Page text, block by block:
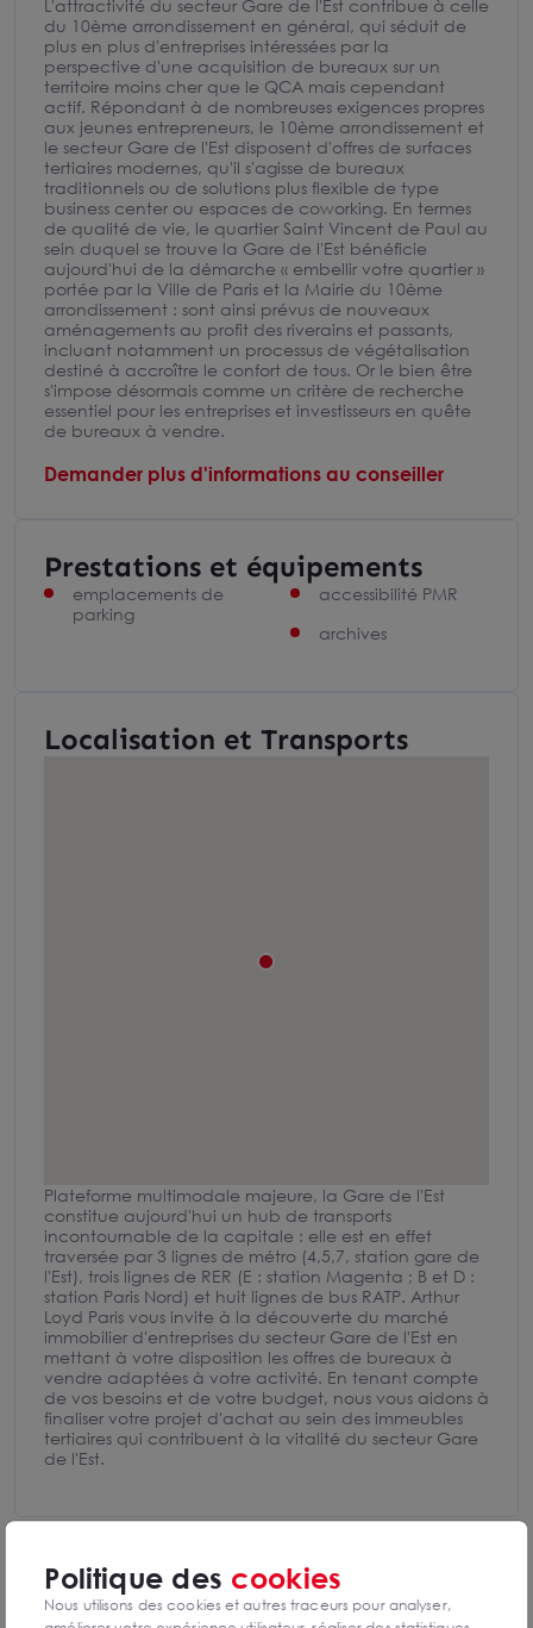
L'attractivité du secteur Gare de l'Est contribue à celle
du 10ème arrondissement en général, qui séduit de
plus en plus d'entreprises intéressées par la
perspective d'une acquisition de bureaux sur un
territoire moins cher que le QCA mais cependant
actif. Répondant à de nombreuses exigences propres
aux jeunes entrepreneurs, le 10ème arrondissement et
le secteur Gare de l'Est disposent d'offres de surfaces
tertiaires modernes, qu'il s'agisse de bureaux
traditionnels ou de solutions plus flexible de type
business center ou espaces de coworking. En termes
de qualité de vie, le quartier Saint Vincent de Paul au
sein duquel se trouve la Gare de l'Est bénéficie
aujourd'hui de la démarche « embellir votre quartier »
portée par la Ville de Paris et la Mairie du 10ème
arrondissement : sont ainsi prévus de nouveaux
aménagements au profit des riverains et passants,
incluant notamment un processus de végétalisation
destiné à accroître le confort de tous. Or le bien être
s'impose désormais comme un critère de recherche
essentiel pour les entreprises et investisseurs en quête
de bureaux à vendre.
Demander plus d'informations au conseiller
Prestations et équipements
emplacements de
parking
accessibilité PMR
archives
Localisation et Transports
Plateforme multimodale majeure, la Gare de l'Est
constitue aujourd'hui un hub de transports
incontournable de la capitale : elle est en effet
traversée par 3 lignes de métro (4,5,7, station gare de
l'Est), trois lignes de RER (E : station Magenta ; B et D :
station Paris Nord) et huit lignes de bus RATP. Arthur
Loyd Paris vous invite à la découverte du marché
immobilier d'entreprises du secteur Gare de l'Est en
mettant à votre disposition les offres de bureaux à
vendre adaptées à votre activité. En tenant compte
de vos besoins et de votre budget, nous vous aidons à
finaliser votre projet d'achat au sein des immeubles
tertiaires qui contribuent à la vitalité du secteur Gare
de l'Est.
Michael DANDJOA
Politique des cookies
Nous utilisons des cookies et autres traceurs pour analyser,